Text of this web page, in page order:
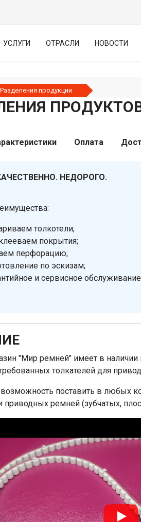
УСЛУГИ ОТРАСЛИ НОВОСТИ
Разделения продукции
Оплата
НЕДОРОГО.
толкотели;
покрытия;
перфорацию;
по эскизам;
и сервисное
"Мир ремней" имеет в наличии
толкателей для
поставить в любых
приводных ремней (зубчатых,